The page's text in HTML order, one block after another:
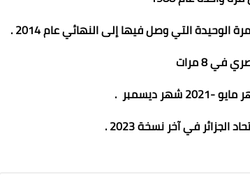
التي وصل فيها إلى النهائي عام 2014 .
في 8 مرات